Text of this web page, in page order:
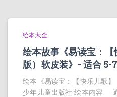
绘本大全
绘本故事《易读宝：
版）软皮装》- 适合 5-
绘本《易读宝：【快乐儿歌
少年儿童出版社 绘本内容